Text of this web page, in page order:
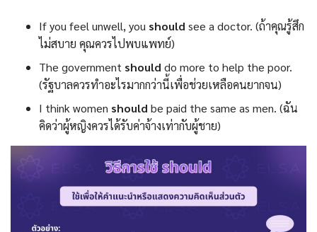
If you feel unwell, you should see a doctor. (ถ้าคุณรู้สึก
ไม่สบาย คุณควรไปพบแพทย์)
The government should do more to help the poor.
(รัฐบาลควรทำอะไรมากกว่านี้เพื่อช่วยเหลือคนยากจน)
I think women should be paid the same as men. (ฉัน
คิดว่าผู้หญิงควรได้รับค่าจ้างเท่ากับผู้ชาย)